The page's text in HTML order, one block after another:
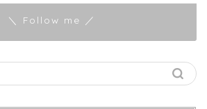
＼ Follow me ／